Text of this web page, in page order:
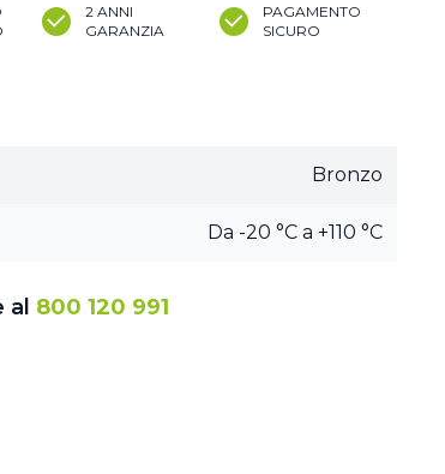
2 ANNI
GARANZIA
PAGAMENTO
SICURO
Bronzo
Da -20 °C a +110 °C
800 120 991